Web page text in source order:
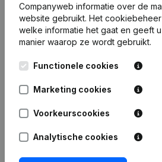
Brutomarge €160.751 € 70.287
Personeel 0,9
Publicatiesvan Arat
Companyweb informatie over de
website gebruikt. Het cookiebeheer
welke informatie het gaat en geeft
manier waarop ze wordt gebruikt.
Functionele cookies
Marketing cookies
Voorkeurscookies
Analytische cookies